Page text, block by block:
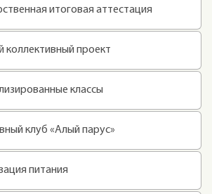
итоговая аттестация
коллективный проект
классы
клуб «Алый парус»
питания